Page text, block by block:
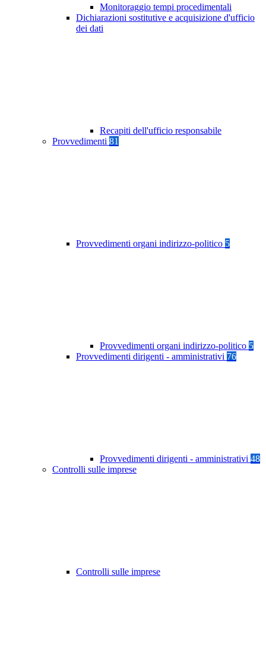
Monitoraggio tempi procedimentali
Dichiarazioni sostitutive e acquisizione d'ufficio
dei dati
Recapiti dell'ufficio responsabile
Provvedimenti 81
Provvedimenti organi indirizzo-politico 5
Provvedimenti organi indirizzo-politico 5
Provvedimenti dirigenti - amministrativi 76
Provvedimenti dirigenti - amministrativi 48
Controlli sulle imprese
Controlli sulle imprese